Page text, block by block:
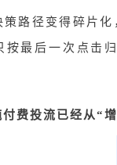
策路径变得碎片
按最后一次点击
费投流已经从“